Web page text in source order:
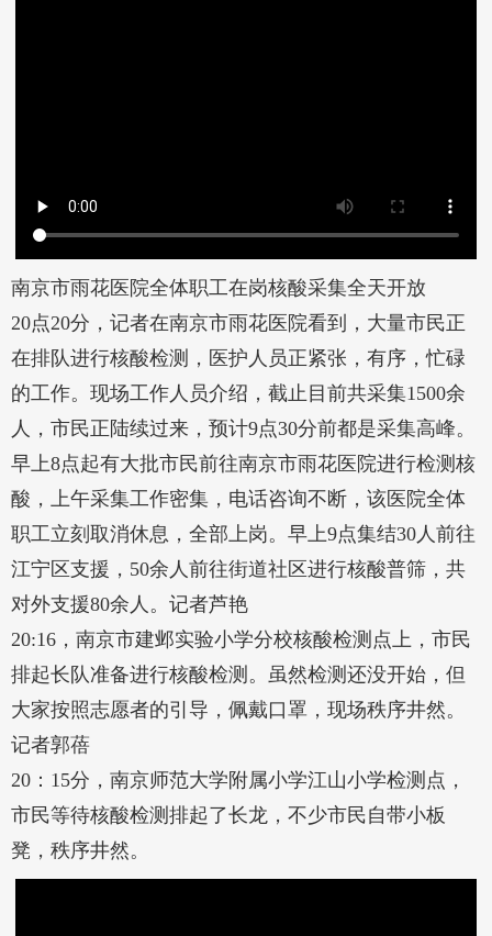
南京市雨花医院全体职工在岗核酸采集全天开放
20点20分，记者在南京市雨花医院看到，大量市民正
在排队进行核酸检测，医护人员正紧张，有序，忙碌
的工作。现场工作人员介绍，截止目前共采集1500余
人，市民正陆续过来，预计9点30分前都是采集高峰。
早上8点起有大批市民前往南京市雨花医院进行检测核
酸，上午采集工作密集，电话咨询不断，该医院全体
职工立刻取消休息，全部上岗。早上9点集结30人前往
江宁区支援，50余人前往街道社区进行核酸普筛，共
对外支援80余人。记者芦艳
20:16，南京市建邺实验小学分校核酸检测点上，市民
排起长队准备进行核酸检测。虽然检测还没开始，但
大家按照志愿者的引导，佩戴口罩，现场秩序井然。
记者郭蓓
20：15分，南京师范大学附属小学江山小学检测点，
市民等待核酸检测排起了长龙，不少市民自带小板
凳，秩序井然。